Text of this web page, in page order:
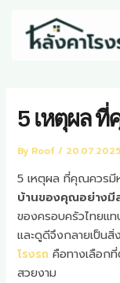
content
5 เหตุผล
By Roof/ 20.07.2025
5 เหตุผล ที่คุณควรมี
บ้านของคุณอย่างมี
ของครอบครัวไทยแ
และดูดีจึงกลายเป็น
โรงรถ คือทางเลือก
สวยงาม